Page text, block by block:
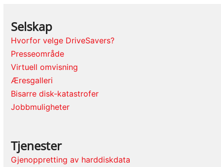
Selskap
Hvorfor velge DriveSavers?
Presseområde
Virtuell omvisning
Æresgalleri
Bisarre disk-katastrofer
Jobbmuligheter
Tjenester
Gjenoppretting av harddiskdata